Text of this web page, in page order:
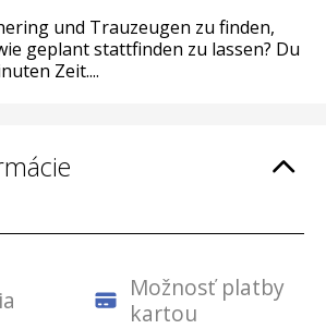
und Trauzeugen zu finden,
geplant stattfinden zu lassen? Du
Zeit....
Možnosť platby
kartou